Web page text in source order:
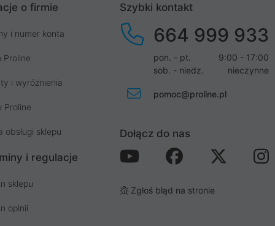
o firmie
i numer konta
Proline
i wyróżnienia
Proline
obsługi sklepu
i regulacje
sklepu
opinii
Szybki kontakt
664 999 933
pon. - pt.
9:00 - 17:00
sob. - niedz.
nieczynne
pomoc@proline.pl
Dołącz do nas
Zgłoś błąd na stronie